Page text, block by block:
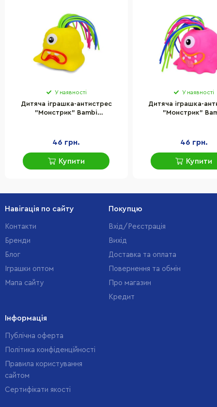
У наявності
Дитяча іграшка-антистрес
"Монстрик" Bambi
46 грн.
Купити
У наявності
Дитяча іграшка-
"Монстрик"
46 грн.
Купити
Навігація по сайту
Контакти
Бренди
Блог
Іграшки оптом
Мапа сайту
Покупцю
Вхід/Реєстрація
Вихід
Доставка та оплата
Повернення та обмін
Про магазин
Кредит
Інформація
Публічна оферта
Політика конфіденційності
Правила користування
сайтом
Cертифікати якості